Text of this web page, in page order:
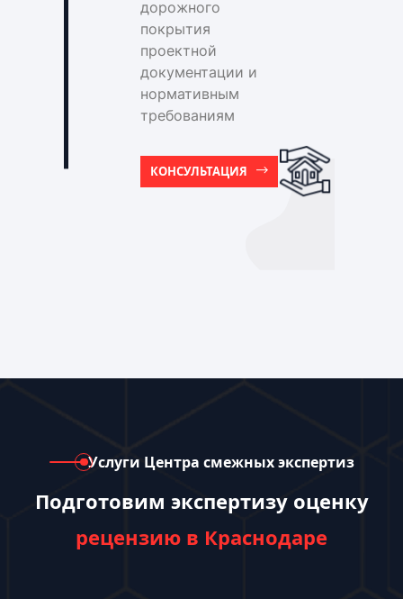
дорожного
покрытия
проектной
документации и
нормативным
требованиям
КОНСУЛЬТАЦИЯ
Услуги Центра смежных экспертиз
Подготовим экспертизу оценку
рецензию в Краснодаре